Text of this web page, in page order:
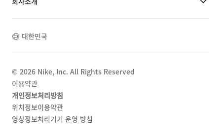
대한민국
© 2026 Nike, Inc. All Rights Reserved
이용약관
개인정보처리방침
위치정보이용약관
영상정보처리기기 운영 방침